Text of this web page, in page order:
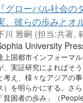
グローバル社会の
、彼らの歩みとオ
川 雅嗣 (担当:共著,
University
上国都市インフォーマ
、実証研究によればそ
考え、様々なアジアの
）を明らかにする。さ
貧困者の歩み」（